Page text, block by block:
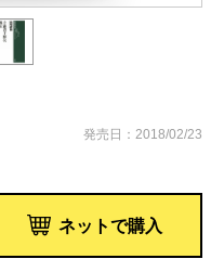
発売日：2018/02/23
ネットで購入